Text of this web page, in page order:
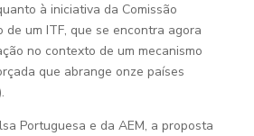
à iniciativa da Comissão
de um ITF, que se encontra agora
no contexto de um mecanismo
que abrange onze países
Portuguesa e da AEM, a proposta